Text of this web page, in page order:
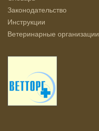
Законодательство
Инструкции
Ветеринарные организации